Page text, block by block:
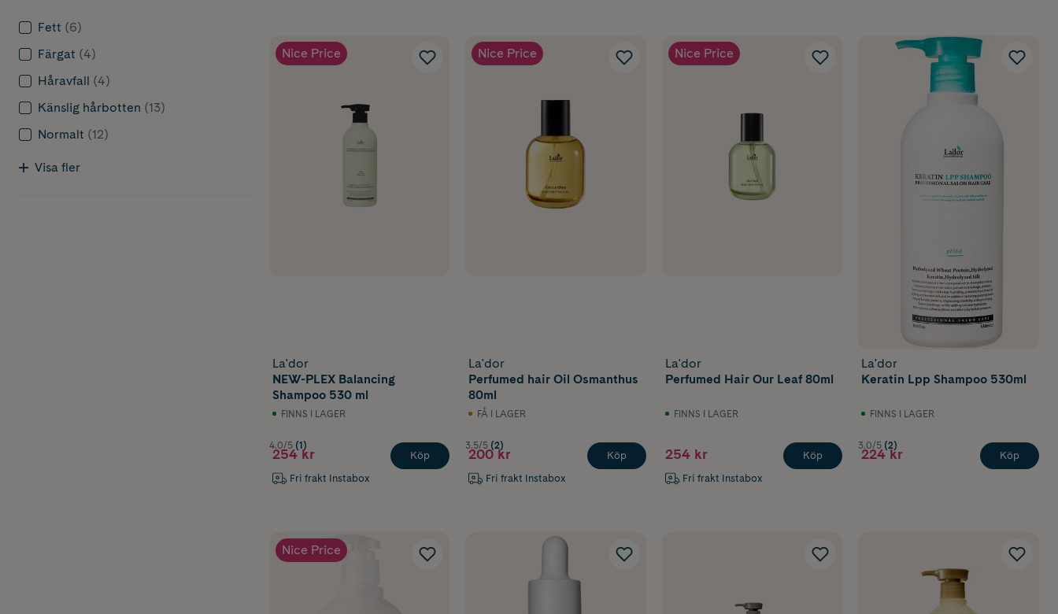
Fett (6)
Färgat (4)
Håravfall (4)
Känslig hårbotten (13)
Normalt (12)
Visa fler
Nice Price
La'dor
NEW-PLEX Balancing
Shampoo 530 ml
FINNS I LAGER
4.0/5 (1)
254 kr
Fri frakt Instabox
Köp
Nice Price
La'dor
Perfumed hair Oil Osmanthus
80ml
FÅ I LAGER
3.5/5 (2)
200 kr
Fri frakt Instabox
Köp
Nice Price
La'dor
Perfumed Hair Our Leaf 80ml
FINNS I LAGER
254 kr
Fri frakt Instabox
Köp
La'dor
Keratin Lpp Shampoo 530ml
FINNS I LAGER
3.0/5 (2)
224 kr Köp
Nice Price